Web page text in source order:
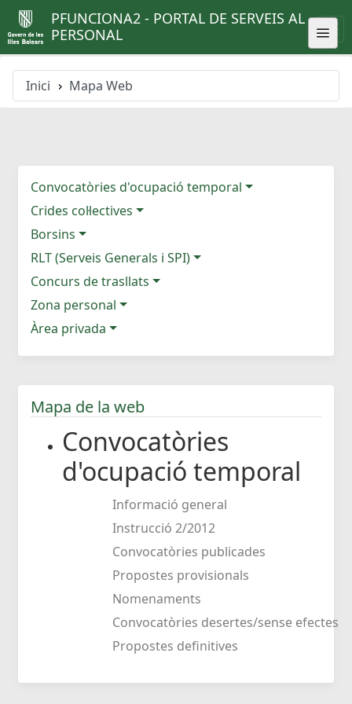
PFUNCIONA2 - PORTAL DE SERVEIS AL
PERSONAL
Inici Mapa Web
Convocatòries d'ocupació temporal
Crides col·lectives
Borsins
RLT (Serveis Generals i SPI)
Concurs de trasllats
Zona personal
Àrea privada
Mapa de la web
Convocatòries
d'ocupació temporal
Informació general
Instrucció 2/2012
Convocatòries publicades
Propostes provisionals
Nomenaments
Convocatòries desertes/sense efectes
Propostes definitives